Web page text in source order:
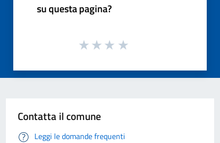
su questa pagina?
Contatta il comune
Leggi le domande frequenti